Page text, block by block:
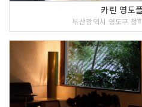
카린 영도
부산광역시 영도구 청